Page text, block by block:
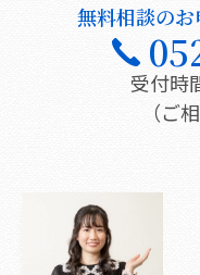
無料相談の
受付時
（ご